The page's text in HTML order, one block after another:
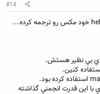
#14
نه ايمان جان اين سايت ايران انيميشن در حقيقت اومده help خود مكس رو ترجمه كرده...
بي نظير هستش.
با اين قدرت انجمني گذاشته